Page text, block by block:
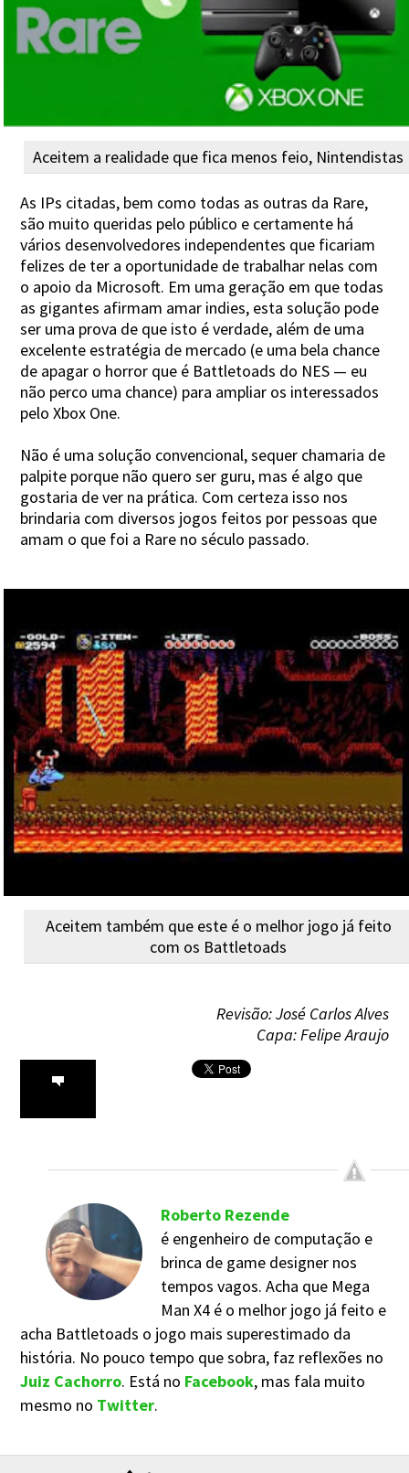
Aceitem a realidade que fica menos feio, Nintendistas
As IPs citadas, bem como todas as outras da Rare,
são muito queridas pelo público e certamente há
vários desenvolvedores independentes que ficariam
felizes de ter a oportunidade de trabalhar nelas com
o apoio da Microsoft. Em uma geração em que todas
as gigantes afirmam amar indies, esta solução pode
ser uma prova de que isto é verdade, além de uma
excelente estratégia de mercado (e uma bela chance
de apagar o horror que é Battletoads do NES — eu
não perco uma chance) para ampliar os interessados
pelo Xbox One.
Não é uma solução convencional, sequer chamaria de
palpite porque não quero ser guru, mas é algo que
gostaria de ver na prática. Com certeza isso nos
brindaria com diversos jogos feitos por pessoas que
amam o que foi a Rare no século passado.
Aceitem também que este é o melhor jogo já feito
com os Battletoads
Revisão: José Carlos Alves
Capa: Felipe Araujo
Roberto Rezende
é engenheiro de computação e
brinca de game designer nos
tempos vagos. Acha que Mega
Man X4 é o melhor jogo já feito e
acha Battletoads o jogo mais superestimado da
história. No pouco tempo que sobra, faz reflexões no
Juiz Cachorro. Está no Facebook, mas fala muito
mesmo no Twitter.